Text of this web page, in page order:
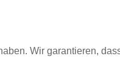
Wir garantieren,